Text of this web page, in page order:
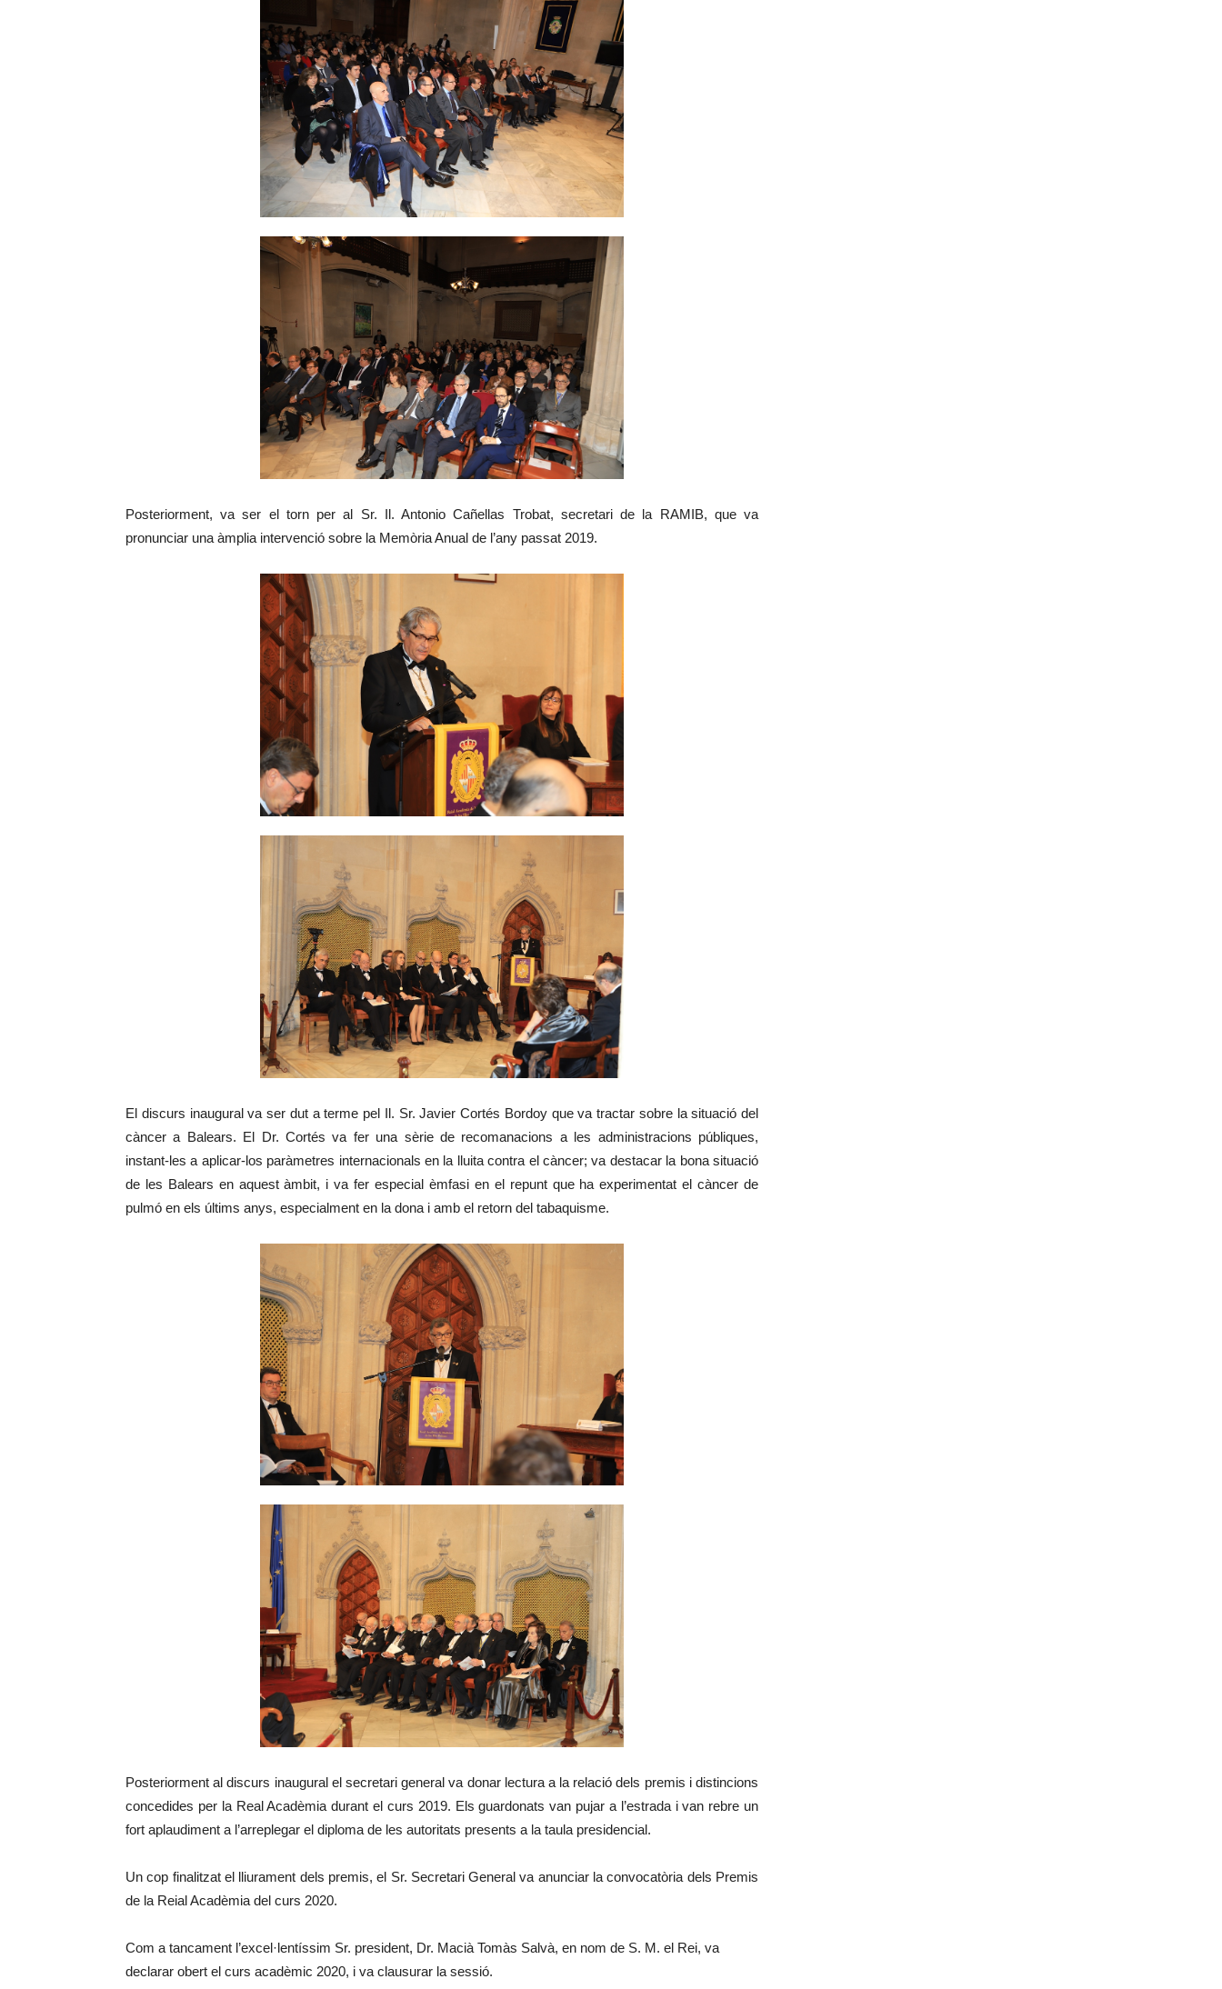
Posteriorment, va ser el torn per al Sr. Il. Antonio Cañellas Trobat, secretari de la RAMIB, que va
pronunciar una àmplia intervenció sobre la Memòria Anual de l’any passat 2019.
El discurs inaugural va ser dut a terme pel Il. Sr. Javier Cortés Bordoy que va tractar sobre la situació del
càncer a Balears. El Dr. Cortés va fer una sèrie de recomanacions a les administracions públiques,
instant-les a aplicar-los paràmetres internacionals en la lluita contra el càncer; va destacar la bona situació
de les Balears en aquest àmbit, i va fer especial èmfasi en el repunt que ha experimentat el càncer de
pulmó en els últims anys, especialment en la dona i amb el retorn del tabaquisme.
Posteriorment al discurs inaugural el secretari general va donar lectura a la relació dels premis i distincions
concedides per la Real Acadèmia durant el curs 2019. Els guardonats van pujar a l’estrada i van rebre un
fort aplaudiment a l’arreplegar el diploma de les autoritats presents a la taula presidencial.
Un cop finalitzat el lliurament dels premis, el Sr. Secretari General va anunciar la convocatòria dels Premis
de la Reial Acadèmia del curs 2020.
Com a tancament l’excel·lentíssim Sr. president, Dr. Macià Tomàs Salvà, en nom de S. M. el Rei, va
declarar obert el curs acadèmic 2020, i va clausurar la sessió.